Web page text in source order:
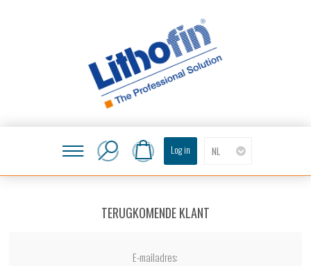
NL
Log in
TERUGKOMENDE KLANT
E-mailadres: